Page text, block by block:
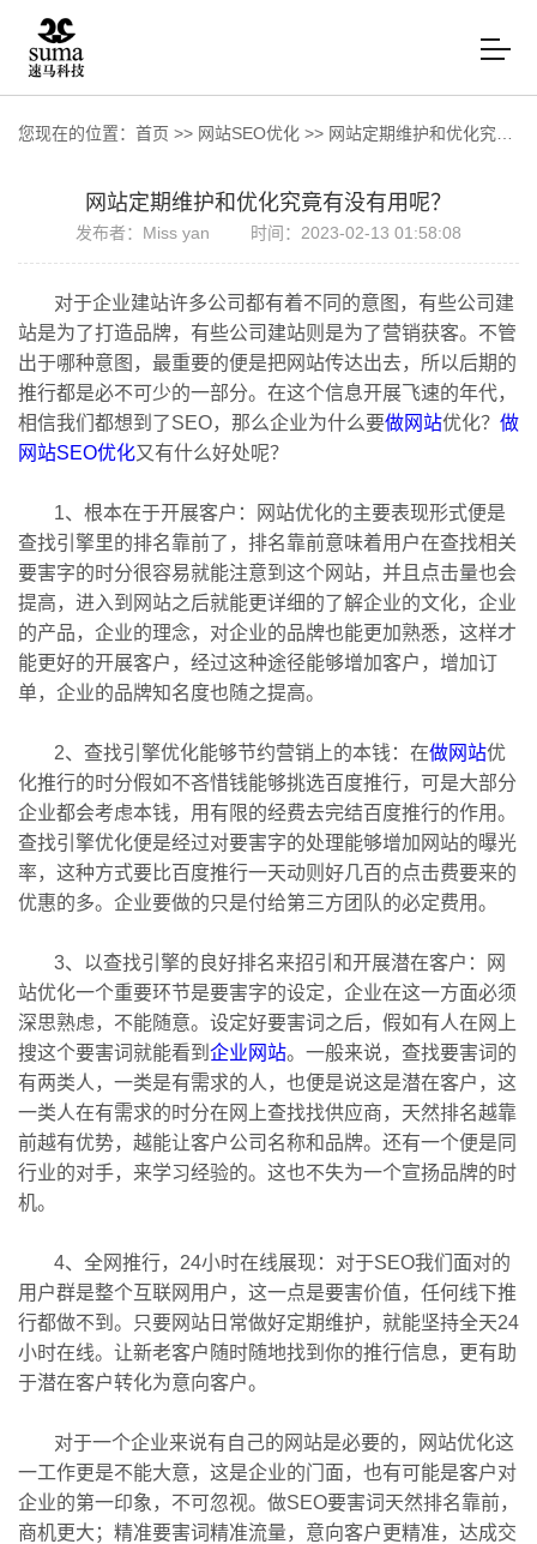
您现在的位置： 首页 >> 网站SEO优化 >> 网站定期维护和优化究竟有没有用呢？
网站定期维护和优化究竟有没有用呢？
发布者：Miss yan 时间：2023-02-13 01:58:08
对于企业建站许多公司都有着不同的意图，有些公司建
站是为了打造品牌，有些公司建站则是为了营销获客。不管
出于哪种意图，最重要的便是把网站传达出去，所以后期的
推行都是必不可少的一部分。在这个信息开展飞速的年代，
相信我们都想到了SEO，那么企业为什么要做网站优化？ 做
网站SEO优化又有什么好处呢？
1、根本在于开展客户：网站优化的主要表现形式便是
查找引擎里的排名靠前了，排名靠前意味着用户在查找相关
要害字的时分很容易就能注意到这个网站，并且点击量也会
提高，进入到网站之后就能更详细的了解企业的文化，企业
的产品，企业的理念，对企业的品牌也能更加熟悉，这样才
能更好的开展客户，经过这种途径能够增加客户，增加订
单，企业的品牌知名度也随之提高。
2、查找引擎优化能够节约营销上的本钱：在做网站优
化推行的时分假如不吝惜钱能够挑选百度推行，可是大部分
企业都会考虑本钱，用有限的经费去完结百度推行的作用。
查找引擎优化便是经过对要害字的处理能够增加网站的曝光
率，这种方式要比百度推行一天动则好几百的点击费要来的
优惠的多。企业要做的只是付给第三方团队的必定费用。
3、以查找引擎的良好排名来招引和开展潜在客户：网
站优化一个重要环节是要害字的设定，企业在这一方面必须
深思熟虑，不能随意。设定好要害词之后，假如有人在网上
搜这个要害词就能看到 企业网站。一般来说，查找要害词的
有两类人，一类是有需求的人，也便是说这是潜在客户，这
一类人在有需求的时分在网上查找找供应商，天然排名越靠
前越有优势，越能让客户公司名称和品牌。还有一个便是同
行业的对手，来学习经验的。这也不失为一个宣扬品牌的时
机。
4、全网推行，24小时在线展现：对于SEO我们面对的
用户群是整个互联网用户，这一点是要害价值，任何线下推
行都做不到。只要网站日常做好定期维护，就能坚持全天24
小时在线。让新老客户随时随地找到你的推行信息，更有助
于潜在客户转化为意向客户。
对于一个企业来说有自己的网站是必要的，网站优化这
一工作更是不能大意，这是企业的门面，也有可能是客户对
企业的第一印象，不可忽视。做SEO要害词天然排名靠前，
商机更大；精准要害词精准流量，意向客户更精准，达成交